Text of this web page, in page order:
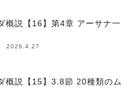
概説【16】第4章 アーサナ一
2026.4.27
概説【15】3.8節 20種類のム